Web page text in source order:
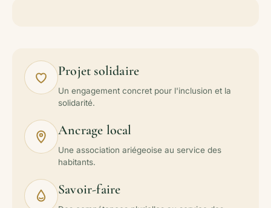
Projet solidaire
Un engagement concret pour l'inclusion et la
solidarité.
Ancrage local
Une association ariégeoise au service des
habitants.
Savoir-faire